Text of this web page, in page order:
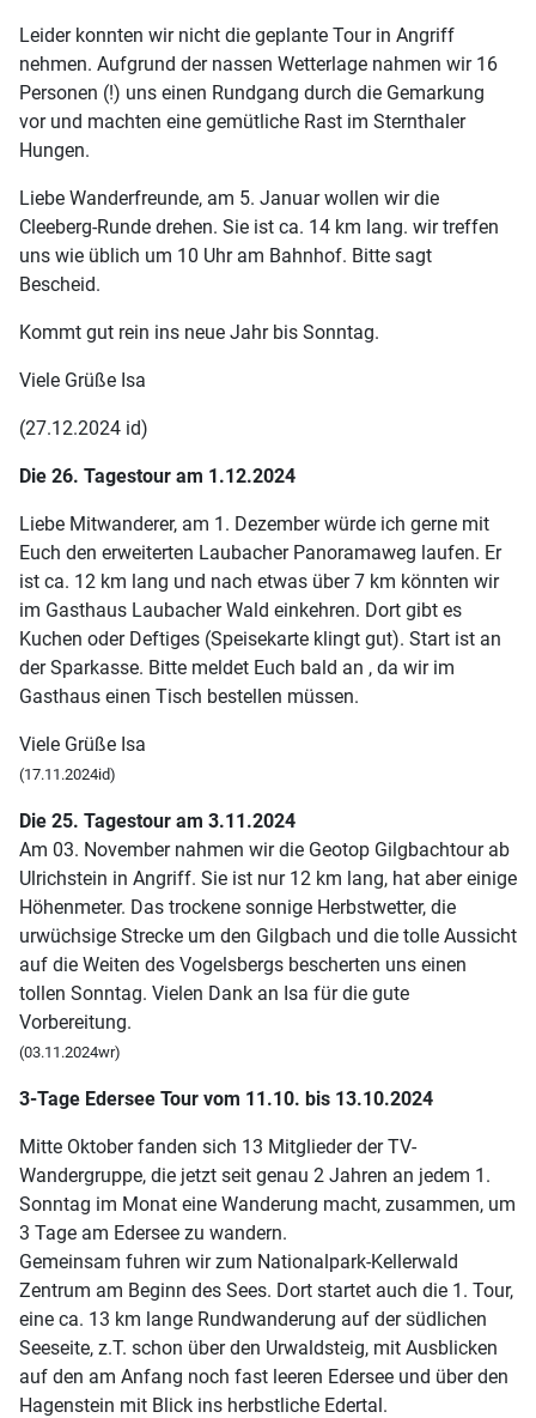
Leider konnten wir nicht die geplante Tour in Angriff
nehmen. Aufgrund der nassen Wetterlage nahmen wir 16
Personen (!) uns einen Rundgang durch die Gemarkung
vor und machten eine gemütliche Rast im Sternthaler
Hungen.
Liebe Wanderfreunde, am 5. Januar wollen wir die
Cleeberg-Runde drehen. Sie ist ca. 14 km lang. wir treffen
uns wie üblich um 10 Uhr am Bahnhof. Bitte sagt
Bescheid.
Kommt gut rein ins neue Jahr bis Sonntag.
Viele Grüße Isa
(27.12.2024 id)
Die 26. Tagestour am 1.12.2024
Liebe Mitwanderer, am 1. Dezember würde ich gerne mit
Euch den erweiterten Laubacher Panoramaweg laufen. Er
ist ca. 12 km lang und nach etwas über 7 km könnten wir
im Gasthaus Laubacher Wald einkehren. Dort gibt es
Kuchen oder Deftiges (Speisekarte klingt gut). Start ist an
der Sparkasse. Bitte meldet Euch bald an , da wir im
Gasthaus einen Tisch bestellen müssen.
Viele Grüße Isa
(17.11.2024id)
Die 25. Tagestour am 3.11.2024
Am 03. November nahmen wir die Geotop Gilgbachtour ab
Ulrichstein in Angriff. Sie ist nur 12 km lang, hat aber einige
Höhenmeter. Das trockene sonnige Herbstwetter, die
urwüchsige Strecke um den Gilgbach und die tolle Aussicht
auf die Weiten des Vogelsbergs bescherten uns einen
tollen Sonntag. Vielen Dank an Isa für die gute
Vorbereitung.
(03.11.2024wr)
3-Tage Edersee Tour vom 11.10. bis 13.10.2024
Mitte Oktober fanden sich 13 Mitglieder der TV-
Wandergruppe, die jetzt seit genau 2 Jahren an jedem 1.
Sonntag im Monat eine Wanderung macht, zusammen, um
3 Tage am Edersee zu wandern.
Gemeinsam fuhren wir zum Nationalpark-Kellerwald
Zentrum am Beginn des Sees. Dort startet auch die 1. Tour,
eine ca. 13 km lange Rundwanderung auf der südlichen
Seeseite, z.T. schon über den Urwaldsteig, mit Ausblicken
auf den am Anfang noch fast leeren Edersee und über den
Hagenstein mit Blick ins herbstliche Edertal.